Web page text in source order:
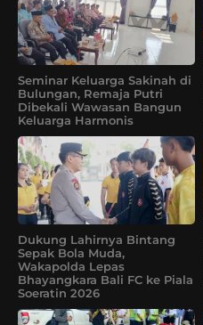
Seminar Keluarga Sakinah di
Bulungan, Remaja Putri
Dibekali Wawasan Bangun
Keluarga Harmonis
Dukung Lahirnya Bintang
Sepak Bola Muda,
Wakapolda Lepas
Bhayangkara Bali FC ke Piala
Soeratin 2026